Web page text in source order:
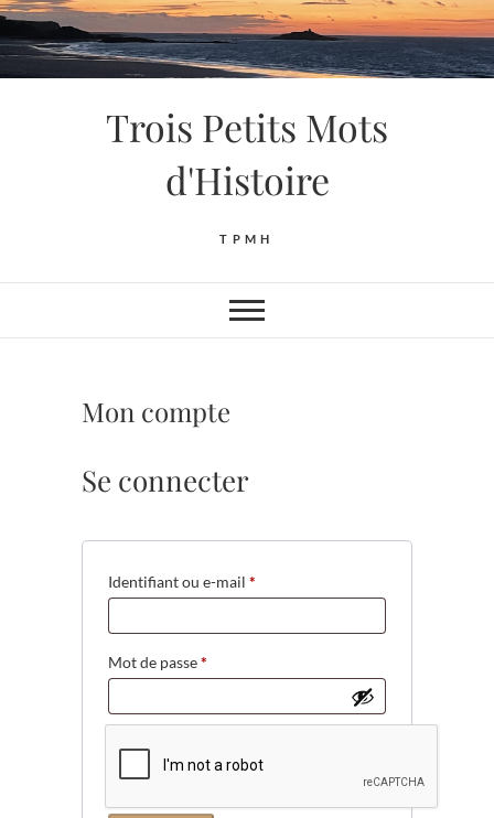
Skip
to
Trois Petits Mots
d'Histoire
TPMH
Mon compte
Se connecter
Identifiant ou e-mail *
Mot de passe*